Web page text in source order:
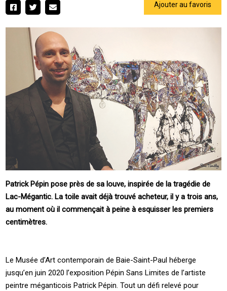
Ajouter au favoris
Patrick Pépin pose près de sa louve, inspirée de la tragédie de
Lac-Mégantic. La toile avait déjà trouvé acheteur, il y a trois ans,
au moment où il commençait à peine à esquisser les premiers
centimètres.
Le Musée d’Art contemporain de Baie-Saint-Paul héberge
jusqu’en juin 2020 l’exposition Pépin Sans Limites de l’artiste
peintre méganticois Patrick Pépin. Tout un défi relevé pour